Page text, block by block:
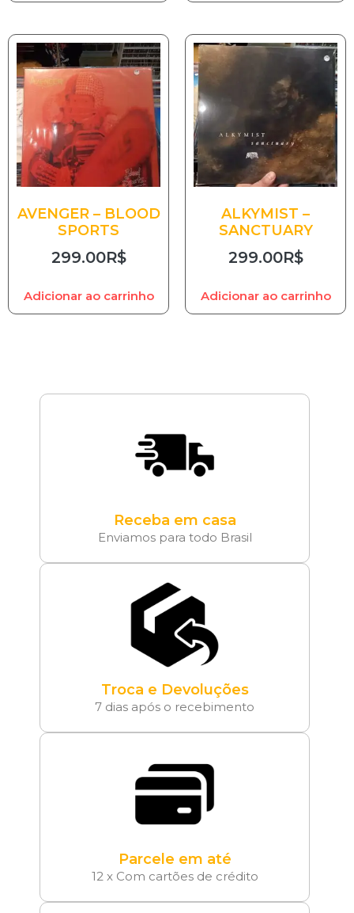
AVENGER – BLOOD
SPORTS
299.00R$
Adicionar ao carrinho
ALKYMIST –
SANCTUARY
299.00R$
Adicionar ao carrinho
Receba em casa
Enviamos para todo Brasil
Troca e Devoluções
7 dias após o recebimento
Parcele em até
12 x Com cartões de crédito